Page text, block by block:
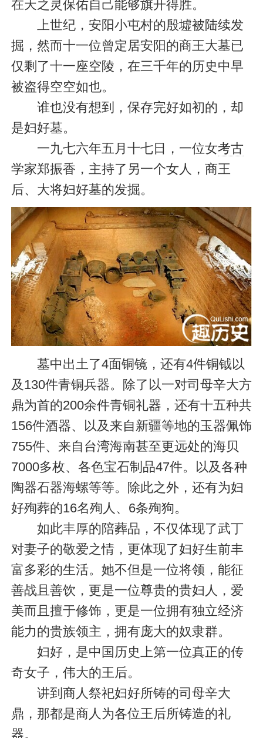
在天之灵保佑自己能够旗开得胜。
上世纪，安阳小屯村的殷墟被陆续发
掘，然而十一位曾定居安阳的商王大墓已
仅剩了十一座空陵，在三千年的历史中早
被盗得空空如也。
谁也没有想到，保存完好如初的，却
是妇好墓。
一九七六年五月十七日，一位女考古
学家郑振香，主持了另一个女人，商王
后、大将妇好墓的发掘。
墓中出土了4面铜镜，还有4件铜钺以
及130件青铜兵器。除了以一对司母辛大方
鼎为首的200余件青铜礼器，还有十五种共
156件酒器、以及来自新疆等地的玉器佩饰
755件、来自台湾海南甚至更远处的海贝
7000多枚、各色宝石制品47件。以及各种
陶器石器海螺等等。除此之外，还有为妇
好殉葬的16名殉人、6条殉狗。
如此丰厚的陪葬品，不仅体现了武丁
对妻子的敬爱之情，更体现了妇好生前丰
富多彩的生活。她不但是一位将领，能征
善战且善饮，更是一位尊贵的贵妇人，爱
美而且擅于修饰，更是一位拥有独立经济
能力的贵族领主，拥有庞大的奴隶群。
妇好，是中国历史上第一位真正的传
奇女子，伟大的王后。
讲到商人祭祀妇好所铸的司母辛大
鼎，那都是商人为各位王后所铸造的礼
器。